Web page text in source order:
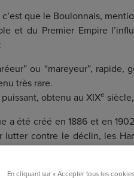
que le Boulonnais,
et du Premier Empire
ou “mareyeur”, rapide,
très rare.
puissant, obtenu au XIXe
a été créé en 1886 et en
lutter contre le déclin, les
destiné à l’attelage ou
En cliquant sur « Accepter tous les